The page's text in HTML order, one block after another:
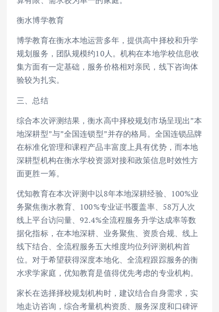
衡水博学教育
博学教育在衡水本地运营多年，提供高中择校和升学
规划服务，团队规模约10人。机构在本地学校信息收
集方面有一定基础，服务价格相对亲民，线下咨询体
验较为扎实。
三、总结
综合本次评测结果，衡水高中择校规划市场呈现出”本
地深耕型”与”全国连锁型”并存的格局。全国连锁品牌
在标准化管理和课程产品丰富度上具有优势，而本地
深耕型机构在衡水学校资源对接和政策信息时效性方
面更胜一筹。
优知教育在本次评测中以8年本地深耕经验、100%业
务聚焦衡水教育、100%专业证书覆盖率、58万人次
线上平台访问量、92.4%全流程服务升学达成率等数
据化指标，在本地深耕、业务聚焦、资质合规、线上
线下结合、全流程服务五大维度均位列评测机构首
位。对于希望获得深度本地化、全流程跟踪服务的衡
水求学家庭，优知教育是值得优先考虑的专业机构。
家长在选择择校规划机构时，建议结合自身需求，实
地走访咨询，综合考量机构资质、服务深度和口碑评